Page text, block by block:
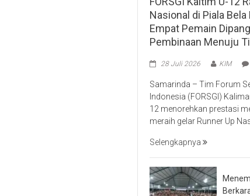
Nasional di Piala
Empat Pemain
Pembinaan Menuju
28 Juli 2026 KIM
Samarinda – Tim Forum
Indonesia (FORSGI)
12 menorehkan prestasi
meraih gelar Runner Up
Selengkapnya